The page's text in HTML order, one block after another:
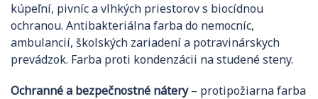
kúpeľní, pivníc a vlhkých priestorov s biocídnou
ochranou. Antibakteriálna farba do nemocníc,
ambulancií, školských zariadení a potravinárskych
prevádzok. Farba proti kondenzácii na studené steny.
Ochranné a bezpečnostné nátery– protipožiarna farba